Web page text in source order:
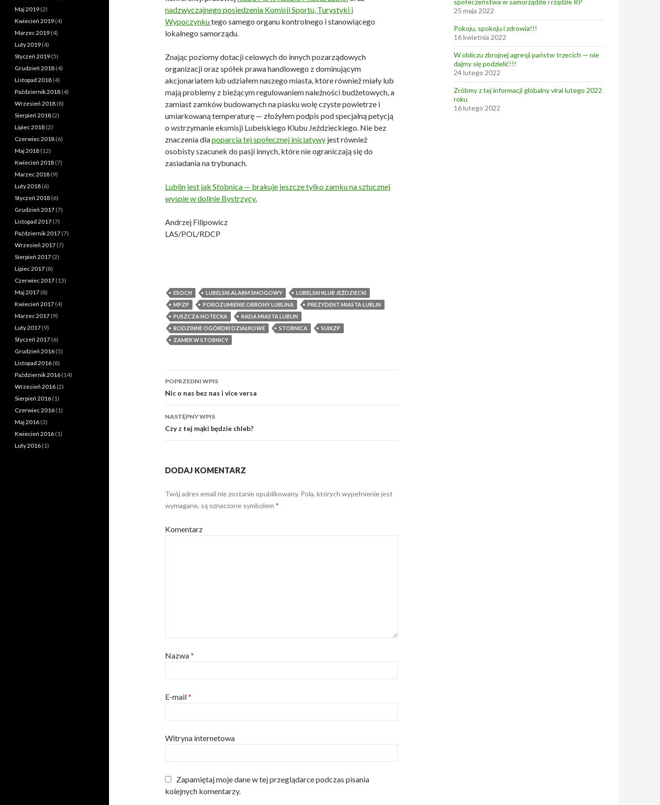
nadzwyczajnego posiedzenia Komisji Sportu, Turystyki i
Wypoczynkutego samego organu kontrolnego i stanowiącego
lokalnego samorządu.
Znając poziomy dotacji celowych do innych pozarządowych
organizacji oraz spółek prawa handlowego z dominującym
akcjonariatem lub udziałem naszego miasta, które również miały lub
mają problemy z bieżącym regulowaniem należności budżetowych, a
zamiast zamków budowanych na piasku wolę czyste powietrze i
umiarkowaną temperaturę — złożyłem podpis pod specjalną petycją
o wstrzymanie eksmisji Lubelskiego Klubu Jeździeckiego. Nie bez
znaczenia dlapoparcia tej społecznej inicjatywy jest również
osobisty szacunek do pasji innych, które nie ograniczają się do
zasiadania na trybunach.
Lublin jest jak Stobnica — brakuje jeszcze tylko zamku na sztucznej
wyspie w dolinie Bystrzycy.
Andrzej Filipowicz
LAS/POL/RDCP
ESOCH LUBELSKI ALARM SMOGOWY
LUBELSKI KLUB JEŹDZIECKI
MPZP
POROZUMIENIE OBRONY LUBLINA
PREZYDENT MIASTA LUBLIN
PUSZCZA NOTECKA
RADA MIASTA LUBLIN
RODZINNE OGÓRDKI DZIAŁKOWE
STOBNICA
SUIKZP
ZAMEK W STOBNICY
Zobacz
wpisy
POPRZEDNI WPIS
Nic o nas bez nas i vice versa
NASTĘPNY WPIS
Czy z tej mąki będzie chleb?
DODAJ KOMENTARZ
Twój adres email nie zostanie opublikowany. Pola, których wypełnienie jest
wymagane, są oznaczone symbolem *
Komentarz
Nazwa*
E-mail*
Witryna internetowa
Zapamiętaj moje dane w tej przeglądarce podczas pisania
kolejnych komentarzy.
społeczeństwa w samorządzie i rządzie RP
25 maja 2022
Pokoju, spokoju i zdrowia!!!
16 kwietnia 2022
W obliczu zbrojnej agresji państw trzecich — nie
dajmy się podzielić!!!
24 lutego 2022
Zróbmy z tej informacji globalny viral lutego 2022
roku
16 lutego 2022
Maj 2019 (2)
Kwiecień 2019 (4)
Marzec 2019 (4)
Luty 2019 (4)
Styczeń 2019 (5)
Grudzień 2018 (4)
Listopad 2018 (4)
Październik 2018 (4)
Wrzesień 2018 (8)
Sierpień 2018 (2)
Lipiec 2018 (2)
Czerwiec 2018 (6)
Maj 2018 (12)
Kwiecień 2018 (7)
Marzec 2018 (9)
Luty 2018 (6)
Styczeń 2018 (6)
Grudzień 2017 (7)
Listopad 2017 (7)
Październik 2017 (7)
Wrzesień 2017 (7)
Sierpień 2017 (2)
Lipiec 2017 (8)
Czerwiec 2017 (13)
Maj 2017 (8)
Kwiecień 2017 (4)
Marzec 2017 (9)
Luty 2017 (9)
Styczeń 2017 (6)
Grudzień 2016 (5)
Listopad 2016 (8)
Październik 2016 (14)
Wrzesień 2016 (2)
Sierpień 2016 (1)
Czerwiec 2016 (1)
Maj 2016 (3)
Kwiecień 2016 (1)
Luty 2016 (1)